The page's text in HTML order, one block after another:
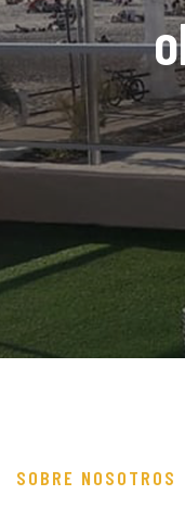
SOBRE NOSOTROS